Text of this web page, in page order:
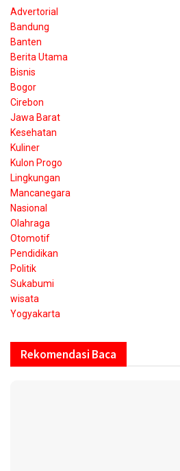
Advertorial
Bandung
Banten
Berita Utama
Bisnis
Bogor
Cirebon
Jawa Barat
Kesehatan
Kuliner
Kulon Progo
Lingkungan
Mancanegara
Nasional
Olahraga
Otomotif
Pendidikan
Politik
Sukabumi
wisata
Yogyakarta
Rekomendasi Baca